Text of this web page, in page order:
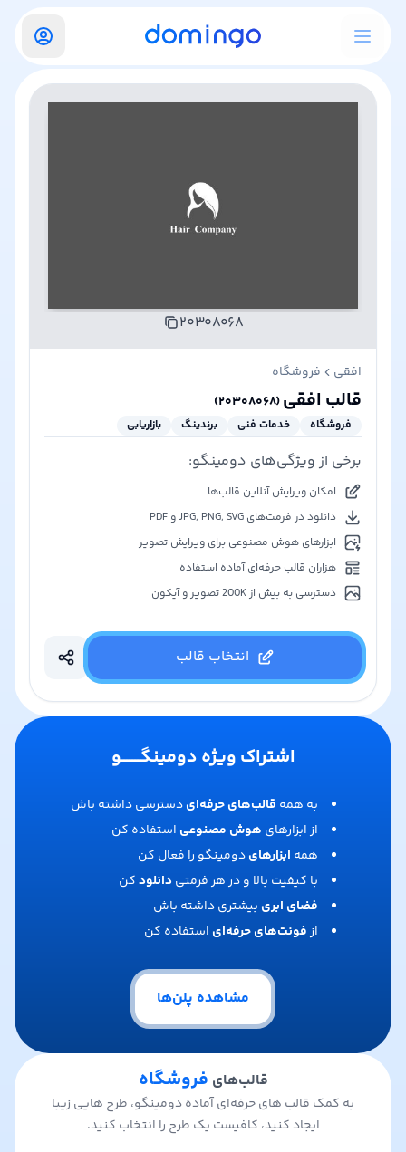
افقی فروشگاه
قالب افقی(۲۰۳۰۸۰۶۸)
فروشگاه خدمات فنی برندینگ بازاریابی
برخی از ویژگی‌های دومینگو:
امکان ویرایش آنلاین قالب‌ها
دانلود در فرمت‌های JPG, PNG, SVG و PDF
ابزارهای هوش مصنوعی برای ویرایش تصویر
هزاران قالب حرفه‌ای آماده استفاده
دسترسی به بیش از 200K تصویر و آیکون
انتخاب قالب
۲۰۳۰۸۰۶۸
اشتراک ویژه دومینگـــــــو
به همه قالب‌های حرفه‌ایدسترسی داشته باش
از ابزارهای هوش مصنوعی استفاده کن
همه ابزارهایدومینگو را فعال کن
با کیفیت بالا و در هر فرمتی دانلودکن
فضای ابری بیشتری داشته باش
ازفونت‌های حرفه‌ای استفاده کن
مشاهده پلن‌ها
قالب‌های فروشگاه
به کمک قالب های حرفه‌ای آماده دومینگو، طرح هایی زیبا
ایجاد کنید، کافیست یک طرح را انتخاب کنید.